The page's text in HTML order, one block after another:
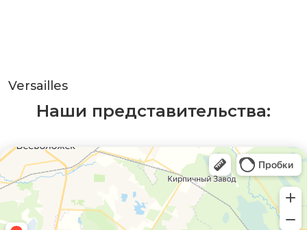
Versailles
Наши представительства: